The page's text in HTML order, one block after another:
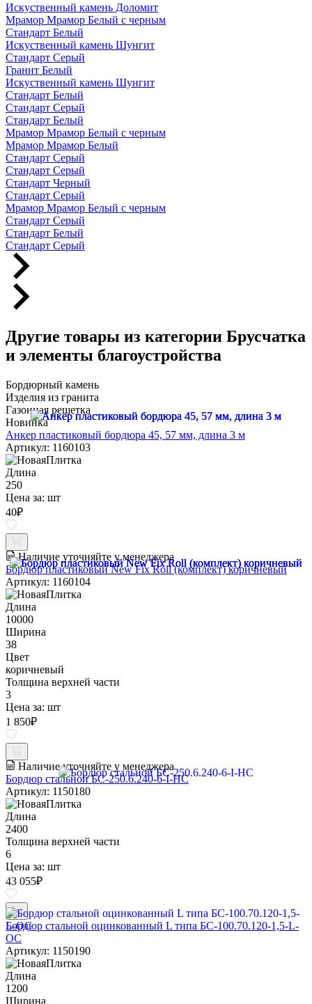
Искуственный камень Доломит
Мрамор Мрамор Белый с черным
Стандарт Белый
Искуственный камень Шунгит
Стандарт Серый
Гранит Белый
Искуственный камень Шунгит
Стандарт Белый
Стандарт Серый
Стандарт Белый
Мрамор Мрамор Белый с черным
Мрамор Мрамор Белый
Стандарт Серый
Стандарт Серый
Стандарт Черный
Стандарт Серый
Мрамор Мрамор Белый с черным
Стандарт Серый
Стандарт Белый
Стандарт Серый
Другие товары из категории Брусчатка
и элементы благоустройства
Бордюрный камень
Изделия из гранита
Газонная решетка
Новинка
Анкер пластиковый бордюра 45, 57 мм, длина 3 м
Артикул: 1160103
Длина
250
Цена за: шт
40₽
Наличие уточняйте у менеджера
Бордюр пластиковый New Fix Roll (комплект) коричневый
Артикул: 1160104
Длина
10000
Ширина
38
Цвет
коричневый
Толщина верхней части
3
Цена за: шт
1 850₽
Наличие уточняйте у менеджера
Бордюр стальной БС-250.6.240-6-I-НС
Артикул: 1150180
Длина
2400
Толщина верхней части
6
Цена за: шт
43 055₽
Бордюр стальной оцинкованный L типа БС-100.70.120-1,5-L-
ОС
Артикул: 1150190
Длина
1200
Ширина